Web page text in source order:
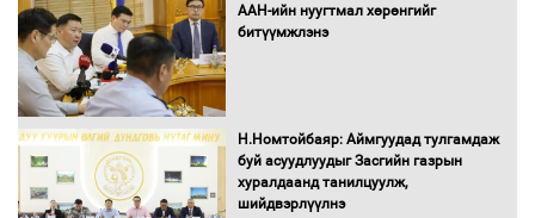
ААН-ийн нуугтмал хөрөнгийг
битүүмжлэнэ
Н.Номтойбаяр: Аймгуудад тулгамдаж
буй асуудлуудыг Засгийн газрын
хуралдаанд танилцуулж,
шийдвэрлүүлнэ